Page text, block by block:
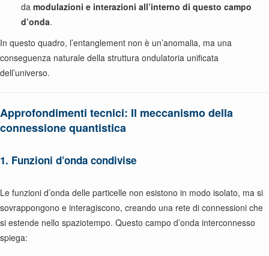
da modulazioni e interazioni all’interno di questo campo
d’onda.
In questo quadro, l’entanglement non è un’anomalia, ma una
conseguenza naturale della struttura ondulatoria unificata
dell’universo.
Approfondimenti tecnici: Il meccanismo della
connessione quantistica
1. Funzioni d’onda condivise
Le funzioni d’onda delle particelle non esistono in modo isolato, ma si
sovrappongono e interagiscono, creando una rete di connessioni che
si estende nello spaziotempo. Questo campo d’onda interconnesso
spiega: